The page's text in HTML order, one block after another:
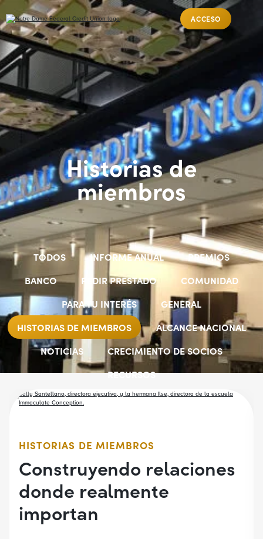
ACCESO
Historias de
miembros
TODOS INFORME ANUAL
PREMIOS
BANCO
PEDIR PRESTADO
COMUNIDAD
PARA TU INTERÉS
GENERAL
HISTORIAS DE MIEMBROS
ALCANCE NACIONAL
NOTICIAS
CRECIMIENTO DE SOCIOS
RECURSOS
SELECCIONAR GRUPOS DE EMPLEADORES
HISTORIAS DE MIEMBROS
Construyendo relaciones
donde realmente
importan